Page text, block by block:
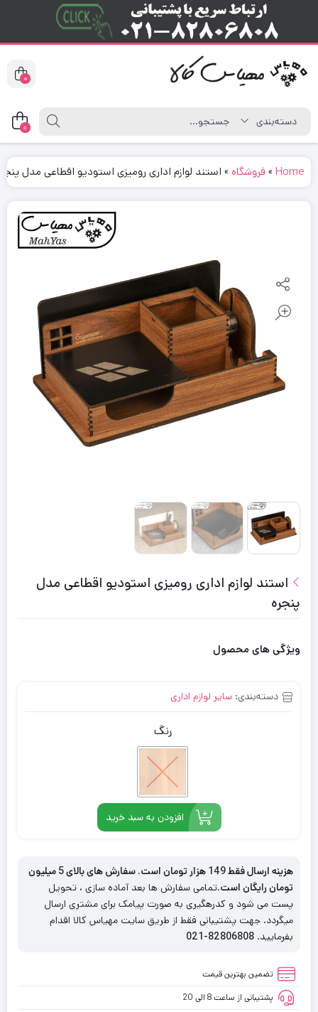
0
0
Home
»فروشگاه » استند لوازم اداری رومیزی استودیو اقطاعی مدل
استند لوازم اداری رومیزی استودیو اقطاعی مدل
پنجره
ویژگی های محصول
دسته‌بندی: سایر لوازم اداری
رنگ
افزودن به سبد خرید
هزینه ارسال فقط 149 هزار تومان است. سفارش های بالای 5 میلیون
تومان رایگان است.تمامی سفارش ها بعد آماده سازی ، تحویل
پست می شود و کدرهگیری به صورت پیامک برای مشتری ارسال
میگردد. جهت پشتیبانی فقط از طریق سایت مهیاس کالا اقدام
بفرمایید. 82806808-021
تضمین بهترین قیمت
پشتیبانی از ساعت 8 الی 20